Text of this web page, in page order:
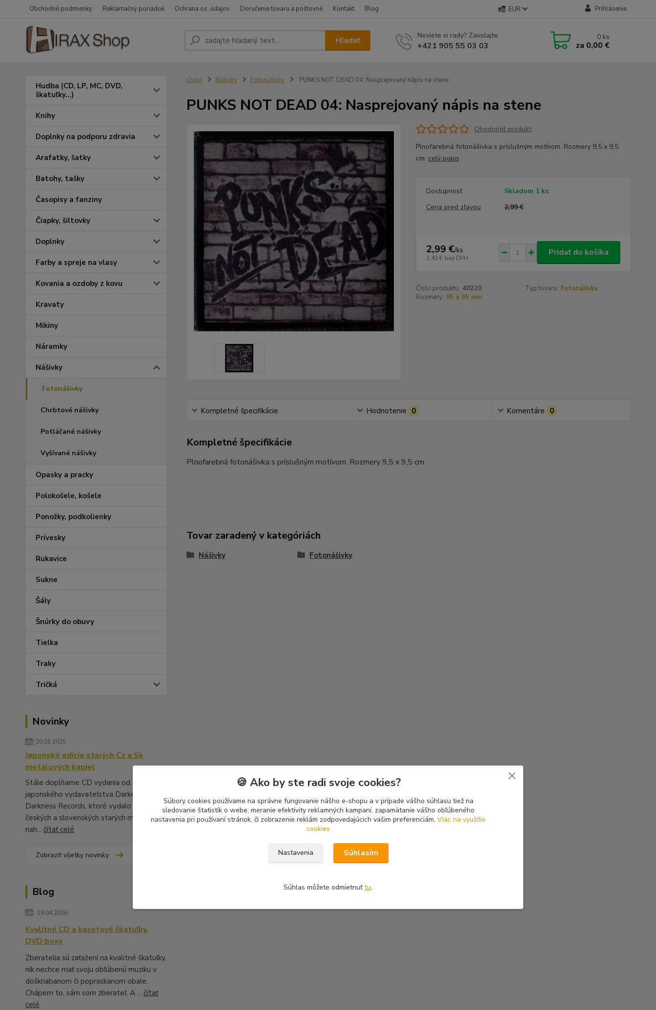
Obchodné podmienky Reklamačný poriadok Ochrana os. údajov Doručenie tovaru a poštovné Kontakt Blog EUR Prihlásenie
Hľadať Neviete si rady? Zavolajte.
+421 905 55 03 03
0 ks
za 0,00 €
Hudba (CD, LP, MC, DVD,
škatuľky...)
Knihy
Doplnky na podporu zdravia
Arafatky, šatky
Batohy, tašky
Časopisy a fanziny
Čiapky, šiltovky
Doplnky
Farby a spreje na vlasy
Kovania a ozdoby z kovu
Kravaty
Mikiny
Náramky
Nášivky
Fotonášivky
Chrbtové nášivky
Potláčané nášivky
Vyšívané nášivky
Opasky a pracky
Polokošele, košele
Ponožky, podkolienky
Prívesky
Rukavice
Sukne
Šály
Šnúrky do obuvy
Tielka
Traky
Tričká
Novinky
20.01.2025
Japonské edície starých Cz a Sk
metalových kapiel
Stále dopĺňame CD vydania od
japonského vydavateľstva Darker Than
Darkness Records, ktoré vydalo množstvo
českých a slovenských starých metalových
nah... čítať celé
Zobraziť všetky novinky
Blog
29.04.2026
Kvalitné CD a kazetové škatuľky,
DVD boxy
Zberatelia sú zaťažení na kvalitné škatuľky,
nik nechce mať svoju obľúbenú muziku v
doškriabanom či popraskanom obale.
Chápem to, sám som zberateľ. A ... čítať
celé
Úvod Nášivky Fotonášivky PUNKS NOT DEAD 04: Nasprejovaný nápis na stene
PUNKS NOT DEAD 04: Nasprejovaný nápis na stene
Ohodnotiť produkt
Plnofarebná fotonášivka s príslušným motívom. Rozmery 9,5 x 9,5
cm. celý popis
Dostupnosť
Skladom 1 ks
Cena pred zľavou
2,99 €
2,99 €/ks
2,43 € bez DPH
Pridať do košíka
Číslo produktu: 40220 Typ tovaru: Fotonášivka
Rozmery: 95 x 95 mm
Kompletné špecifikácie Hodnotenie 0 Komentáre 0
Kompletné špecifikácie
Plnofarebná fotonášivka s príslušným motívom. Rozmery 9,5 x 9,5 cm.
Tovar zaradený v kategóriách
Nášivky Fotonášivky
🍪 Ako by ste radi svoje cookies?
Súbory cookies používame na správne fungovanie nášho e-shopu a v prípade vášho súhlasu tiež na
sledovanie štatistík o webe, meranie efektivity reklamných kampaní, zapamätanie vášho obľúbeného
nastavenia pri používaní stránok, či zobrazenie reklám zodpovedajúcich vašim preferenciám. Viac na využitie
cookies
Nastavenia Súhlasím
Súhlas môžete odmietnuť tu.